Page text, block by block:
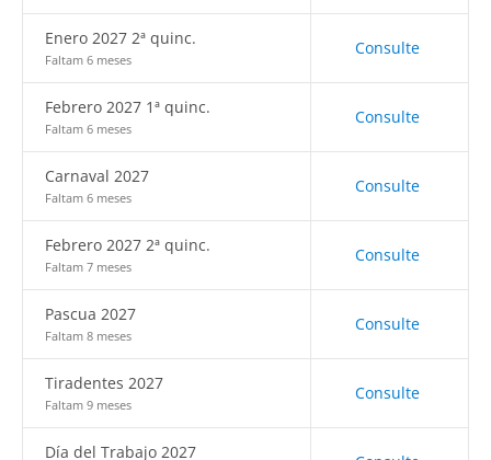
Enero 2027 2ª quinc.
Faltam 6 meses
Consulte
Febrero 2027 1ª quinc.
Faltam 6 meses
Consulte
Carnaval 2027
Faltam 6 meses
Consulte
Febrero 2027 2ª quinc.
Faltam 7 meses
Consulte
Pascua 2027
Faltam 8 meses
Consulte
Tiradentes 2027
Faltam 9 meses
Consulte
Día del Trabajo 2027